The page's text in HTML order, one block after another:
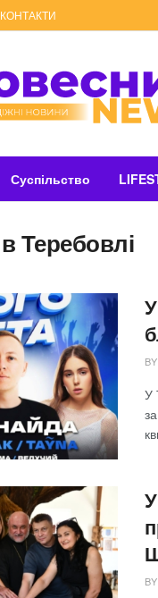
КОНТАКТИ
Суспільство
в Теребовлі
BY
У
BY